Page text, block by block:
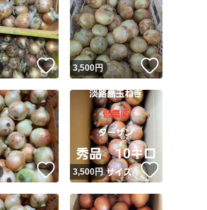
いいね！
3,500円 いいね！
いいね！
3,500円